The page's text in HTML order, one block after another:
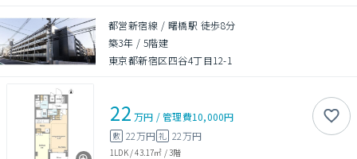
都営新宿線 / 曙橋駅 徒歩8分
築3年 / 5階建
東京都新宿区四谷4丁目12-1
22 万円 /管理費10,000円
敷 22万円 礼 22万円
1LDK/43.17㎡ /3階